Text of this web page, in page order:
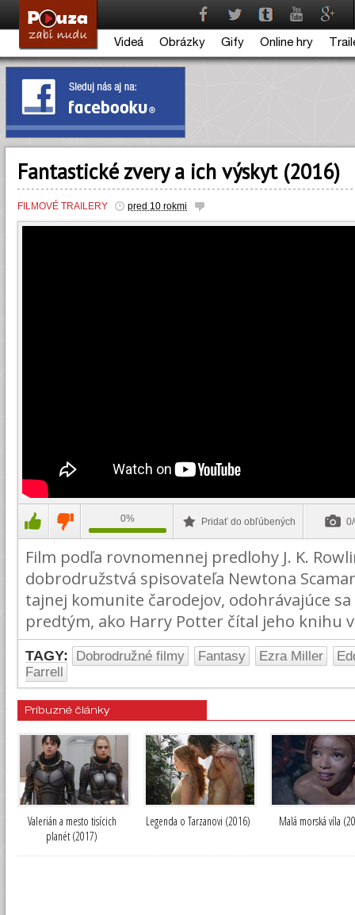
Videá Obrázky Gify Online hry
Fantastické zvery a ich výskyt (2016)
FILMOVÉ TRAILERY pred 10 rokmi
0% Pridať do obľúbených
Film podľa rovnomennej predlohy J. K.
dobrodružstvá spisovateľa Newtona
tajnej komunite čarodejov, odohrávajúce
predtým, ako Harry Potter čítal jeho knihu
TAGY: Dobrodružné filmy Fantasy Ezra Miller
Farrell
Príbuzné články
Valerián a mesto tisícich
planét (2017)
Legenda o Tarzanovi (2016) Malá morská víla